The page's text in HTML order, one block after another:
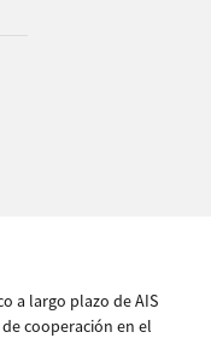
a largo plazo de AIS
cooperación en el